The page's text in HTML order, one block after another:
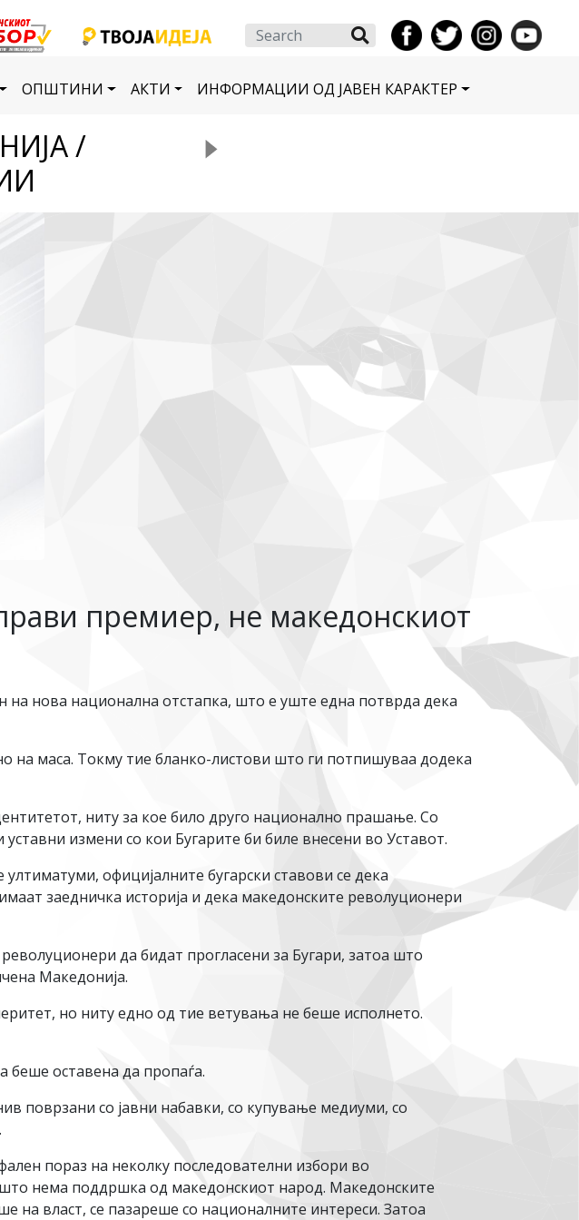
Search
ОПШТИНИ АКТИ ИНФОРМАЦИИ ОД ЈАВЕН КАРАКТЕР
/
премиер, не македонскиот
на нова национална отстапка, што е уште една потврда дека
на маса. Токму тие бланко-листови што ги потпишуваа додека
ниту за кое било друго национално прашање. Со
измени со кои Бугарите би биле внесени во Уставот.
официјалните бугарски ставови се дека
заедничка историја и дека македонските револуционери
да бидат прогласени за Бугари, затоа што
Македонија.
но ниту едно од тие ветувања не беше исполнето.
беше оставена да пропаѓа.
поврзани со јавни набавки, со купување медиуми, со
пораз на неколку последователни избори во
нема поддршка од македонскиот народ. Македонските
на власт, се пазареше со националните интереси. Затоа